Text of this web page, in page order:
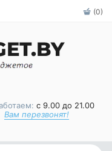
(0)
с 9.00 до 21.00
Вам перезвонят!